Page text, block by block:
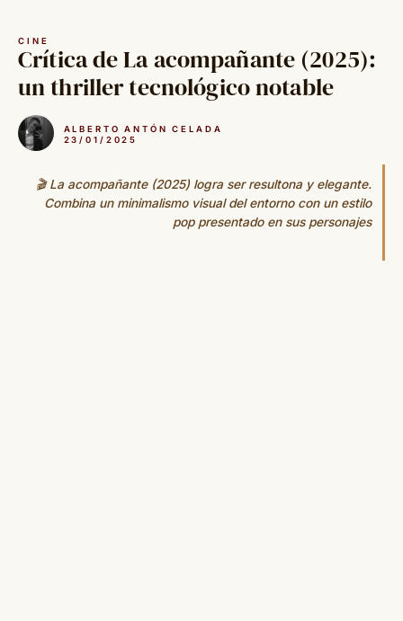
contenido
CINE
Crítica de La acompañante (2025):
un thriller tecnológico notable
ALBERTO ANTÓN CELADA
23/01/2025
🎬 La acompañante (2025) logra ser resultona y elegante.
Combina un minimalismo visual del entorno con un estilo
pop presentado en sus personajes